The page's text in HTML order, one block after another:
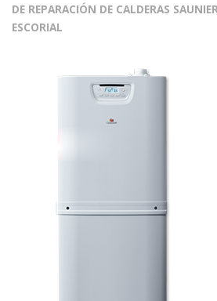
DE REPARACIÓN DE CALDERAS
ESCORIAL